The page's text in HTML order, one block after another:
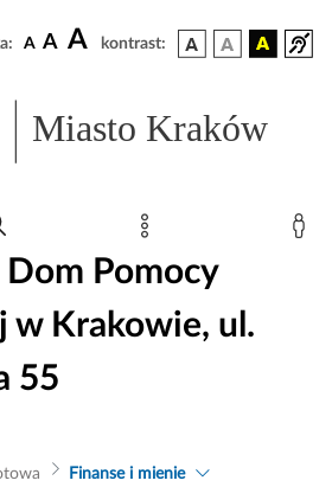
A A A kontrast:
Miasto Kraków
Dom Pomocy
w Krakowie, ul.
55
Finanse i mienie